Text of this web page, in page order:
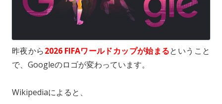
k
昨夜から2026 FIFAワールドカップが始まるということ
で、Googleのロゴが変わっています。
Wikipediaによると、